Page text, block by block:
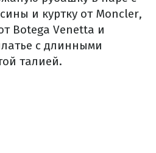
и куртку от Moncler,
Botega Venetta и
с длинными
талией.